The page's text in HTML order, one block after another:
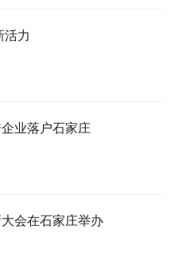
活力
业落户石家庄
会在石家庄举办